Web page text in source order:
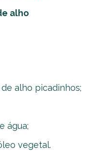
alho
alho picadinhos;
água;
vegetal.